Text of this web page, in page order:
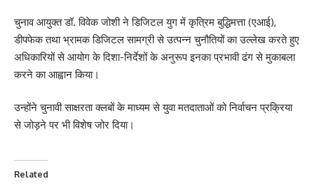
चुनाव आयुक्त डॉ. विवेक जोशी ने डिजिटल युग में कृत्रिम बुद्धिमत्ता (एआई),
डीपफेक तथा भ्रामक डिजिटल सामग्री से उत्पन्न चुनौतियों का उल्लेख करते हुए
अधिकारियों से आयोग के दिशा-निर्देशों के अनुरूप इनका प्रभावी ढंग से मुकाबला
करने का आह्वान किया।
उन्होंने चुनावी साक्षरता क्लबों के माध्यम से युवा मतदाताओं को निर्वाचन प्रक्रिया
से जोड़ने पर भी विशेष जोर दिया।
Related